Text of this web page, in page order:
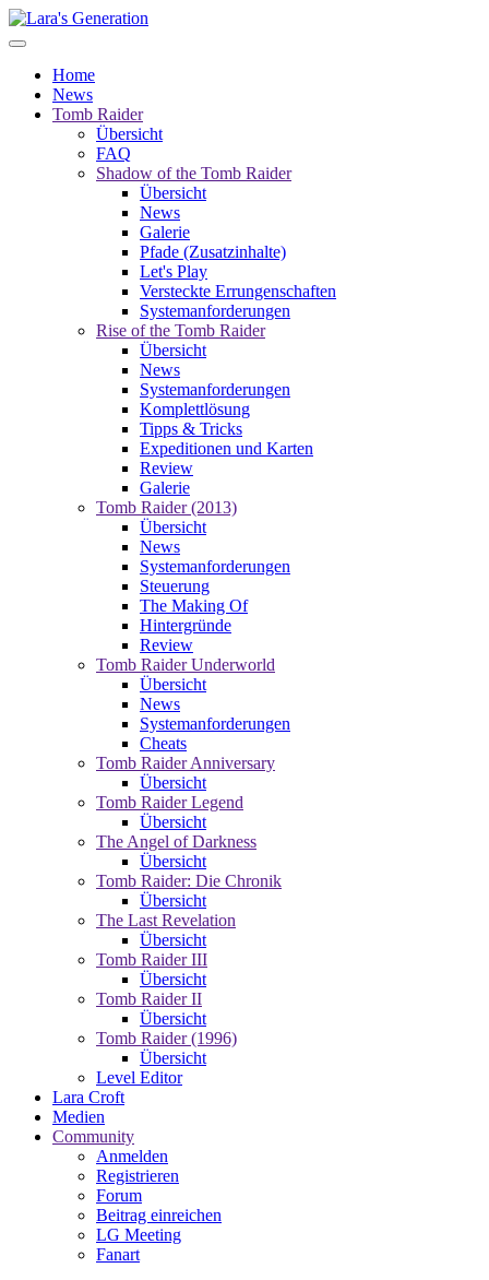
Home
News
Tomb Raider
Übersicht
FAQ
Shadow of the Tomb Raider
Übersicht
News
Galerie
Pfade (Zusatzinhalte)
Let's Play
Versteckte Errungenschaften
Systemanforderungen
Rise of the Tomb Raider
Übersicht
News
Systemanforderungen
Komplettlösung
Tipps & Tricks
Expeditionen und Karten
Review
Galerie
Tomb Raider (2013)
Übersicht
News
Systemanforderungen
Steuerung
The Making Of
Hintergründe
Review
Tomb Raider Underworld
Übersicht
News
Systemanforderungen
Cheats
Tomb Raider Anniversary
Übersicht
Tomb Raider Legend
Übersicht
The Angel of Darkness
Übersicht
Tomb Raider: Die Chronik
Übersicht
The Last Revelation
Übersicht
Tomb Raider III
Übersicht
Tomb Raider II
Übersicht
Tomb Raider (1996)
Übersicht
Level Editor
Lara Croft
Medien
Community
Anmelden
Registrieren
Forum
Beitrag einreichen
LG Meeting
Fanart